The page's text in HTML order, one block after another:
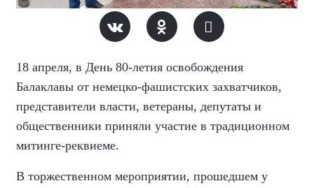
18 апреля, в День 80-летия освобождения
Балаклавы от немецко-фашистских захватчиков,
представители власти, ветераны, депутаты и
общественники приняли участие в традиционном
митинге-реквиеме.
В торжественном мероприятии, прошедшем у